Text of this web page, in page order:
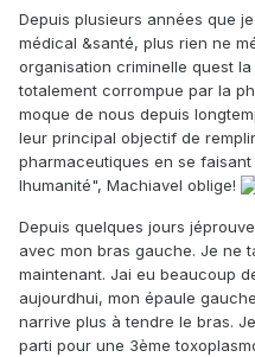
Depuis plusieurs années que
médical &santé, plus rien ne
organisation criminelle quest
totalement corrompue par la
moque de nous depuis
leur principal objectif de
pharmaceutiques en se
lhumanité", Machiavel oblige!
Depuis quelques jours
avec mon bras gauche. Je ne
maintenant. Jai eu beaucoup
aujourdhui, mon épaule
narrive plus à tendre le bras.
parti pour une 3ème